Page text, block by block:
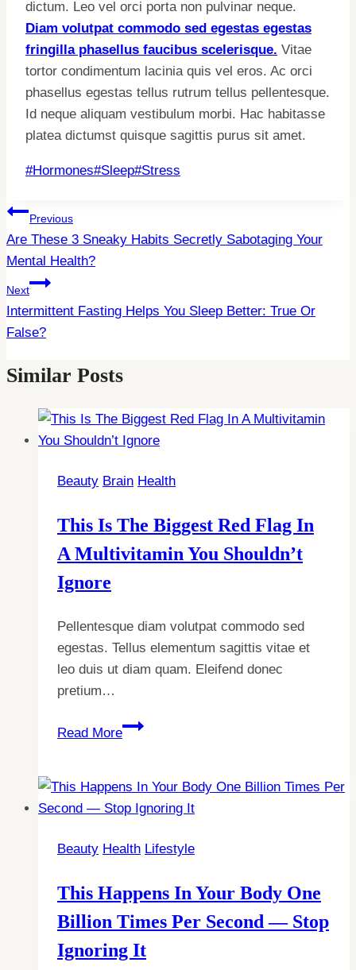
dictum. Leo vel orci porta non pulvinar neque.
Diam volutpat commodo sed egestas egestas
fringilla phasellus faucibus scelerisque. Vitae
tortor condimentum lacinia quis vel eros. Ac orci
phasellus egestas tellus rutrum tellus pellentesque.
Id neque aliquam vestibulum morbi. Hac habitasse
platea dictumst quisque sagittis purus sit amet.
Post
#Hormones#Sleep#Stress
Post
Navigation
Previous
Are These 3 Sneaky Habits Secretly Sabotaging Your
Mental Health?
Next
Intermittent Fasting Helps You Sleep Better: True Or
False?
Similar Posts
Beauty Brain Health
This Is The Biggest Red Flag In
A Multivitamin You Shouldn’t
Ignore
Pellentesque diam volutpat commodo sed
egestas. Tellus elementum sagittis vitae et
leo duis ut diam quam. Eleifend donec
pretium…
Read More
This
Biggest
Red
In
Multivitamin
You
Ignore
Beauty Health Lifestyle
This Happens In Your Body One
Billion Times Per Second — Stop
Ignoring It